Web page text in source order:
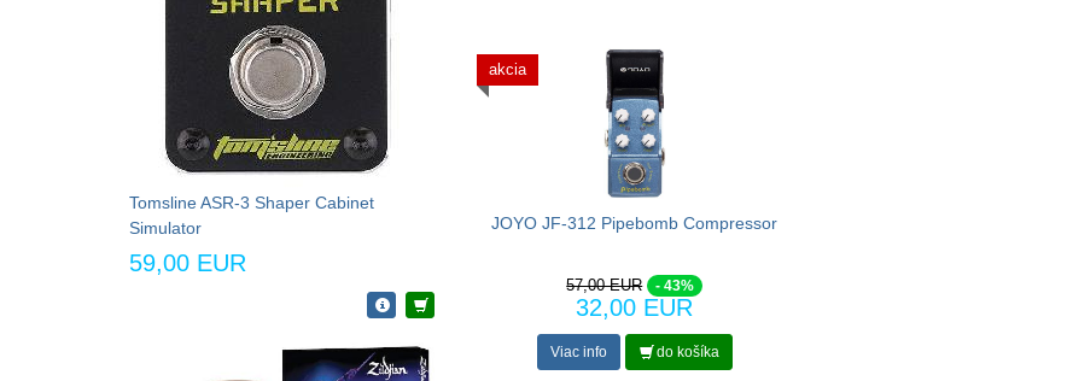
Tomsline ASR-3 Shaper Cabinet
Simulator
59,00 EUR
akcia
JOYO JF-312 Pipebomb Compressor
57,00 EUR - 43%
32,00 EUR
Viac info do košíka